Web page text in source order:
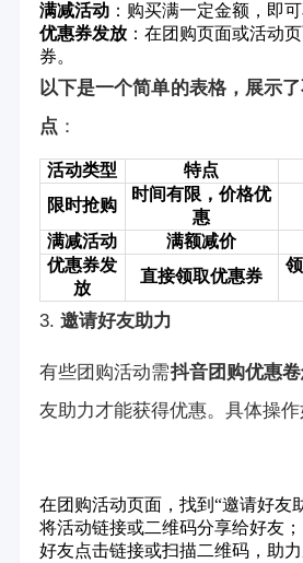
满减活动：购买满一定金额，即可
优惠券发放：在团购页面或活动
券。
以下是一个简单的表格，展示
点 ：
活动类型 特点
限时抢购
时间有限，价格优
惠
满减活动
满额减价
优惠券发
放
直接领取优惠券
3. 邀请好友助力
有些团购活动需抖音团购优惠
友助力才能获得优惠。具体操作
在团购活动页面，找到“邀请好友
将活动链接或二维码分享给好友；
好友点击链接或扫描二维码，助